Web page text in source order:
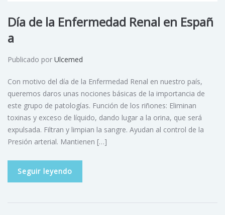
Día de la Enfermedad Renal en Españ
a
Publicado por Ulcemed
Con motivo del día de la Enfermedad Renal en nuestro país,
queremos daros unas nociones básicas de la importancia de
este grupo de patologías. Función de los riñones: Eliminan
toxinas y exceso de líquido, dando lugar a la orina, que será
expulsada. Filtran y limpian la sangre. Ayudan al control de la
Presión arterial. Mantienen […]
Seguir leyendo